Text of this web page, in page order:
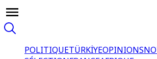
POLITIQUETÜRKİYEOPINIONS